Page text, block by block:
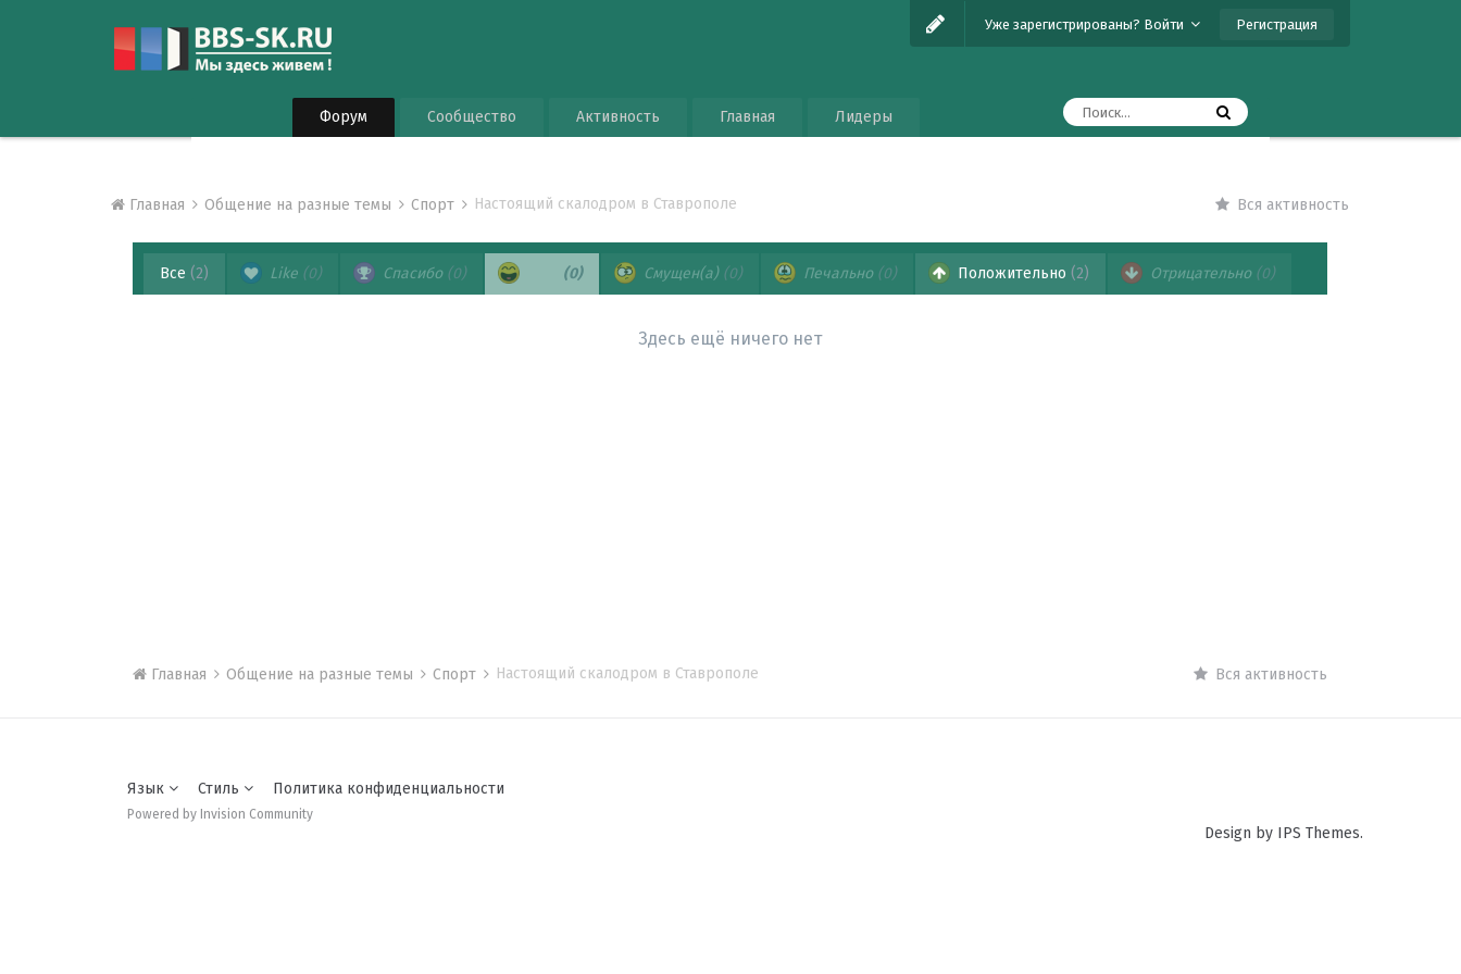
Уже зарегистрированы? Войти Регистрация
Форум Сообщество Активность Главная Лидеры
Вся активность
Главная Общение на разные темы Спорт Настоящий скалодром в Ставрополе
Все (2) Like (0) Спасибо (0) (0) Смущен(а) (0) Печально (0) Положительно (2) Отрицательно (0)
Здесь ещё ничего нет
Вся активность
Главная Общение на разные темы Спорт Настоящий скалодром в Ставрополе
Язык Стиль Политика конфиденциальности
Powered by Invision Community
Design by IPS Themes.